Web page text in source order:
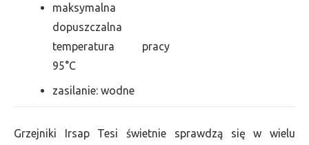
maksymalna
dopuszczalna
temperatura pracy
95°C
zasilanie: wodne
Grzejniki Irsap Tesi świetnie sprawdzą się w wielu